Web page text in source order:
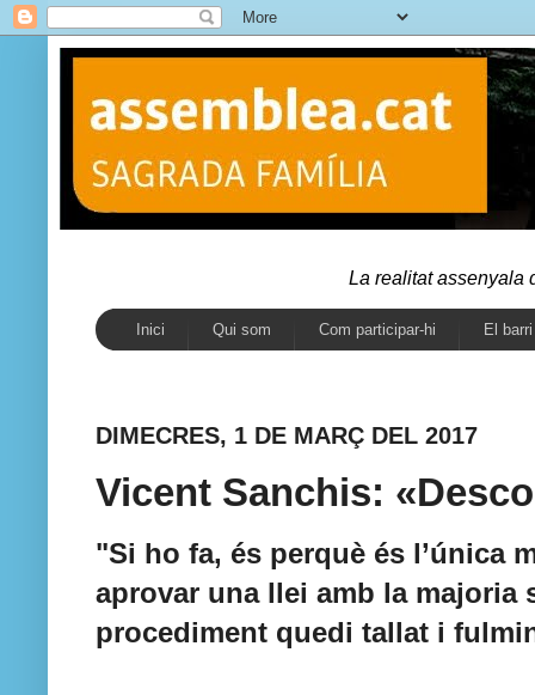
La realitat assenyala
Inici Qui som Com participar-hi El barri
DIMECRES, 1 DE MARÇ DEL 2017
Vicent Sanchis:
"Si ho fa, és perquè és l’única
aprovar una llei amb la majoria
procediment quedi tallat i